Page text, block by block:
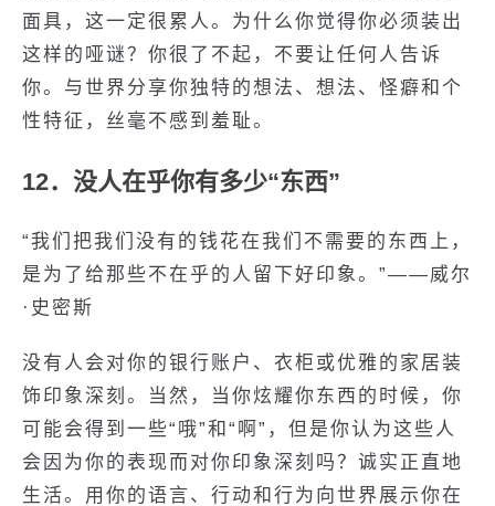
面具，这一定很累人。为什么你觉得你必须装出
这样的哑谜？你很了不起，不要让任何人告诉
你。与世界分享你独特的想法、想法、怪癖和个
性特征，丝毫不感到羞耻。
12．没人在乎你有多少“东西”
“我们把我们没有的钱花在我们不需要的东西上，
是为了给那些不在乎的人留下好印象。”——威尔
·史密斯
没有人会对你的银行账户、衣柜或优雅的家居装
饰印象深刻。当然，当你炫耀你东西的时候，你
可能会得到一些“哦”和“啊”，但是你认为这些人
会因为你的表现而对你印象深刻吗？诚实正直地
生活。用你的语言、行动和行为向世界展示你在